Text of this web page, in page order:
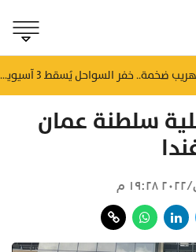
منذ ٦ ساعات إحباط عملية تهريب ضخمة.. خفر السواحل يُسقط 3 آسيويين بحوزتهم 66 كجم من الكريستال
سلطنة عمان